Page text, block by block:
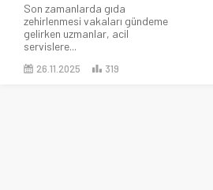
Son zamanlarda gıda
zehirlenmesi vakaları gündeme
gelirken uzmanlar, acil
servislere...
26.11.2025 319